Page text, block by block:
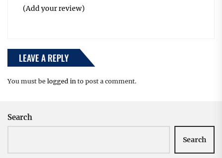
(Add your review)
LEAVE A REPLY
You must be logged in to post a comment.
Search
Search